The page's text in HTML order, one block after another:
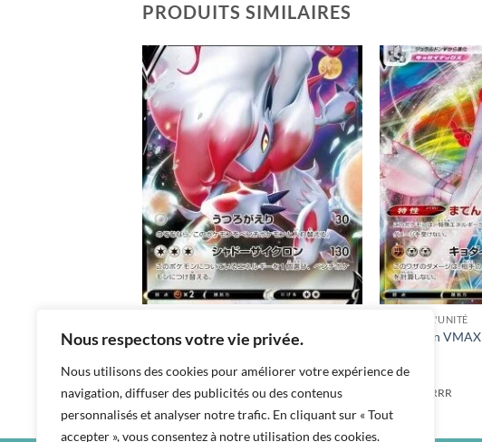
Nous respectons votre vie privée.
Nous utilisons des cookies pour améliorer votre expérience de
navigation, diffuser des publicités ou des contenus
personnalisés et analyser notre trafic. En cliquant sur « Tout
accepter », vous consentez à notre utilisation des cookies.
PRODUITS SIMILAIRES
Add to
wishlist
Zoroark de Hisui V
฿20
s10a / 061 / RR
CARTES À L'UNITÉ
Duralugon VMAX
฿40
s8b / 123 / RRR